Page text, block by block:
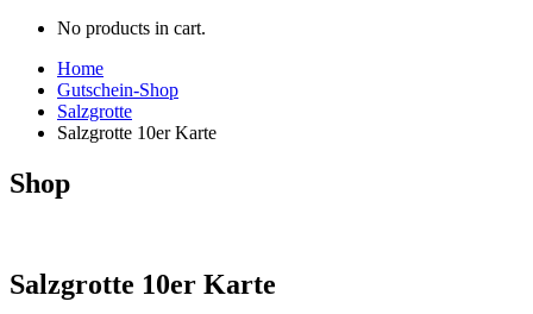
No products in cart.
Home
Gutschein-Shop
Salzgrotte
Salzgrotte 10er Karte
Shop
Salzgrotte 10er Karte